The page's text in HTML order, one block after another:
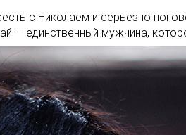
с Николаем и серьезно
единственный мужчина,